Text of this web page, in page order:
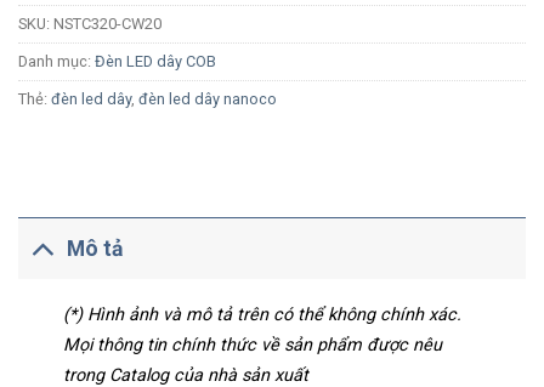
SKU: NSTC320-CW20
Danh mục: Đèn LED dây COB
Thẻ: đèn led dây, đèn led dây nanoco
Mô tả
(*) Hình ảnh và mô tả trên có thể không chính xác.
Mọi thông tin chính thức về sản phẩm được nêu
trong Catalog của nhà sản xuất